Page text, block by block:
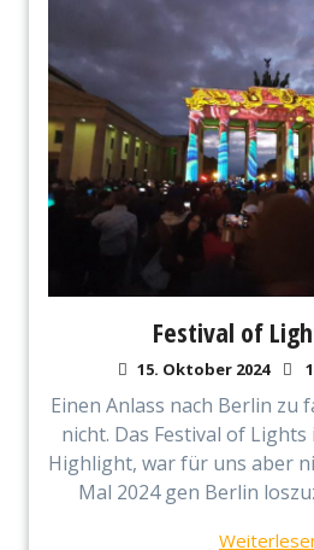
Festival of
15. Oktober 2024
Einen Anlass nach Berlin zu
nicht. Das Festival of
Highlight, war für uns aber
Mal 2024 gen Berlin